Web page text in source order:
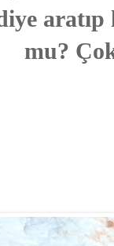
mu?